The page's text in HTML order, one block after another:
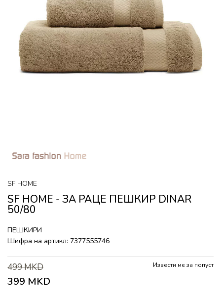
SF HOME
SF HOME - ЗА РАЦЕ ПЕШКИР DINAR
50/80
ПЕШКИРИ
Шифра на артикл: 7377555746
499MKD
399 MKD
Извести ме за попуст